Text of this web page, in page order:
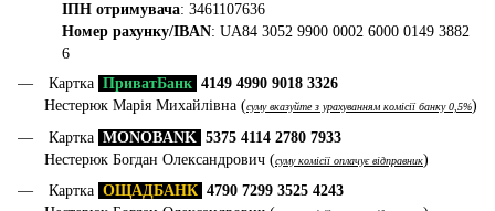
ІПН отримувача: 3461107636
Номер рахунку/IBAN: UA84 3052 9900 0002 6000 0149 3882
6
Картка ПриватБанк 4149 4990 9018 3326
Нестерюк Марія Михайлівна (суму вказуйте з урахуванням комісії банку 0,5%)
Картка MONOBANK 5375 4114 2780 7933
Нестерюк Богдан Олександрович (суму комісії оплачує відправник)
Картка ОЩАДБАНК 4790 7299 3525 4243